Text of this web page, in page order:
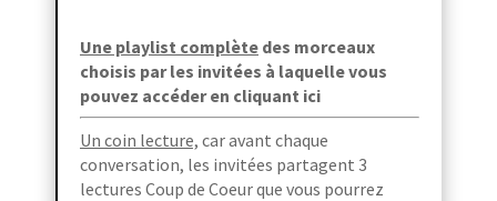
Une playlist complète des morceaux
choisis par les invitées à laquellevous
pouvez accéder en cliquant ici
Un coin lecture, car avant chaque
conversation, les invitées partagent 3
lectures Coup de Coeur que vous pourrez